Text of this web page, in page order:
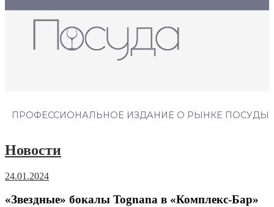
ПРОФЕССИОНАЛЬНОЕ ИЗДАНИЕ О РЫНКЕ ПОСУДЫ
Новости
24.01.2024
«Звездные» бокалы Tognana в «Комплекс-Бар»